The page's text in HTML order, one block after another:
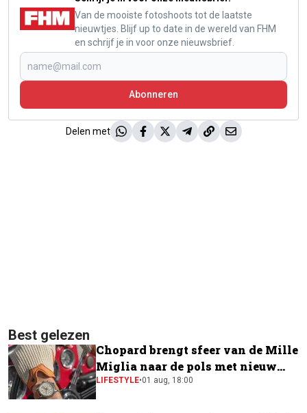
Van de mooiste fotoshoots tot de laatste
nieuwtjes. Blijf up to date in de wereld van FHM
en schrijf je in voor onze nieuwsbrief.
Abonneren
Delen met
Best gelezen
Chopard brengt sfeer van de Mille
Miglia naar de pols met nieuw
horloge
LIFESTYLE•01 aug, 18:00